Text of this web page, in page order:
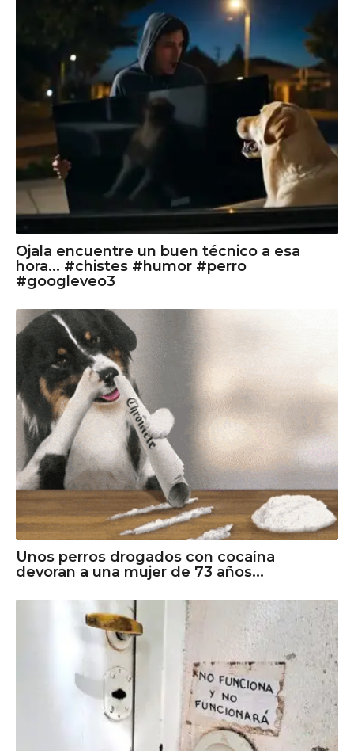
Ojala encuentre un buen técnico a esa
hora... #chistes #humor #perro
#googleveo3
Unos perros drogados con cocaína
devoran a una mujer de 73 años...